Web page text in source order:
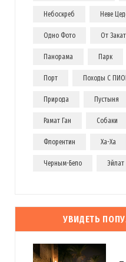
Небоскреб Неве
Одно Фото От
Панорама Парк
Порт Походы С
Природа Пустыня
Рамат Ган Собаки
Флорентин Ха-Ха
Черным-Бело Эйлат
УВИДЕТЬ